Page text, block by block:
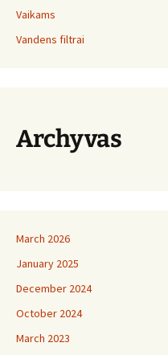
Vaikams
Vandens filtrai
Archyvas
March 2026
January 2025
December 2024
October 2024
March 2023